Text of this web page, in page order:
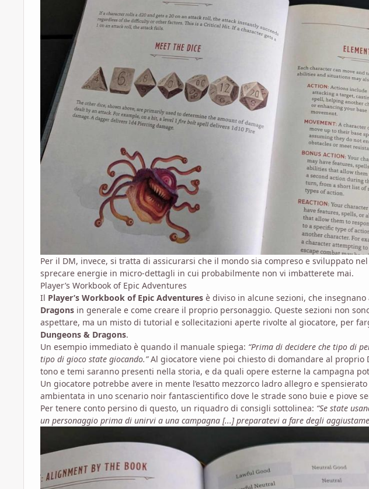
Per il DM, invece, si tratta di assicurarsi che il mondo sia compreso e sviluppato
sprecare energie in micro-dettagli in cui probabilmente non vi imbatterete mai.
Player’s Workbook of Epic Adventures
Il Player’s Workbook of Epic Adventures è diviso in alcune sezioni, che
Dragons in generale e come creare il proprio personaggio. Queste sezioni non
aspettare, ma un misto di tutorial e sollecitazioni aperte rivolte al giocatore, per
Dungeons & Dragons.
Un esempio immediato è quando il manuale spiega: “Prima di decidere che tipo di
tipo di gioco state giocando.”Al giocatore viene poi chiesto di domandare al
tono e temi saranno presenti nella storia, e da quali opere esterne la campagna
Un giocatore potrebbe avere in mente l’esatto mezzorco ladro allegro e
ambientata in uno scenario noir fantascientifico dove le strade sono buie e piove
Per tenere conto persino di questo, un riquadro di consigli sottolinea: “Se state
un personaggio prima di unirvi a una campagna [...] preparatevi a fare degli